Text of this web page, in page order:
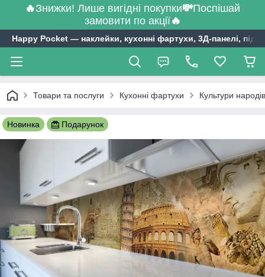
🔥Знижки! Лише вигідні покупки💸Поспішай
замовити по акції🔥
Happy Pocket ― наклейки, кухонні фартухи, 3Д-панелі,
Товари та послуги Кухонні фартухи Культури
Новинка Подарунок